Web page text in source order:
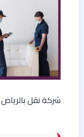
شركة نقل